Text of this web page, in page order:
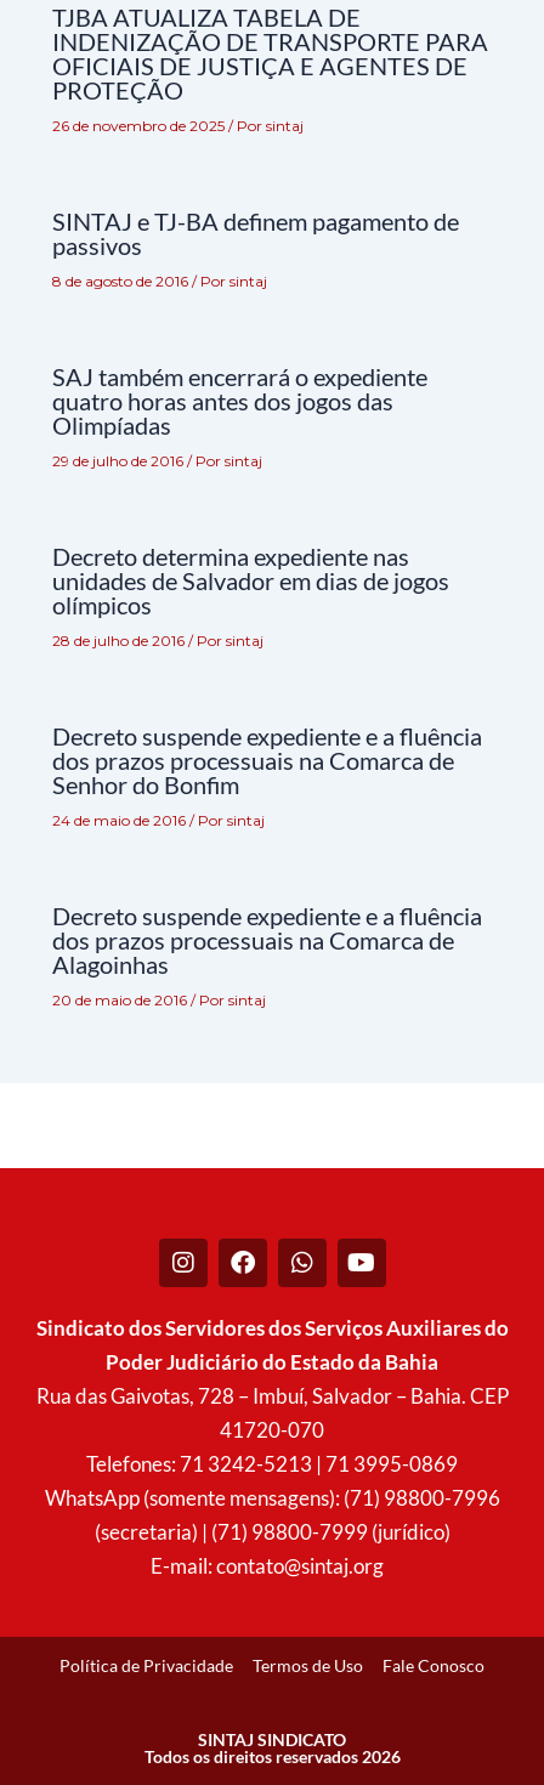
TJBA ATUALIZA TABELA DE
INDENIZAÇÃO DE TRANSPORTE PARA
OFICIAIS DE JUSTIÇA E AGENTES DE
PROTEÇÃO
26 de novembro de 2025 / Por sintaj
SINTAJ e TJ-BA definem pagamento de
passivos
8 de agosto de 2016 / Por sintaj
SAJ também encerrará o expediente
quatro horas antes dos jogos das
Olimpíadas
29 de julho de 2016 / Por sintaj
Decreto determina expediente nas
unidades de Salvador em dias de jogos
olímpicos
28 de julho de 2016 / Por sintaj
Decreto suspende expediente e a fluência
dos prazos processuais na Comarca de
Senhor do Bonfim
24 de maio de 2016 / Por sintaj
Decreto suspende expediente e a fluência
dos prazos processuais na Comarca de
Alagoinhas
20 de maio de 2016 / Por sintaj
I
n
t
g
r
F
a
e
b
o
o
k
W
h
t
a
p
p
Y
o
t
u
b
e
Sindicato dos Servidores dos Serviços Auxiliares do
Poder Judiciário do Estado da Bahia
Rua das Gaivotas, 728 – Imbuí, Salvador – Bahia. CEP
41720-070
Telefones: 71 3242-5213 | 71 3995-0869
WhatsApp (somente mensagens): (71) 98800-7996
(secretaria) | (71) 98800-7999 (jurídico)
E-mail:contato@sintaj.org
Política de Privacidade Termos de Uso Fale Conosco
SINTAJ SINDICATO
Todos os direitos reservados 2026